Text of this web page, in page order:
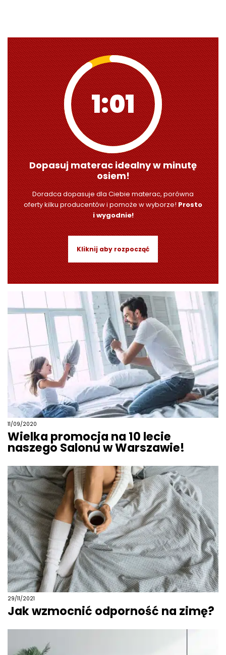
1:00
Dopasuj materac idealny w minutę
osiem!
Doradca dopasuje dla Ciebie materac, porówna
oferty kilku producentów i pomoże w wyborze!Prosto
i wygodnie!
Kliknij aby rozpocząć
11/09/2020
Wielka promocja na 10 lecie
naszego Salonu w Warszawie!
29/11/2021
Jak wzmocnić odporność na zimę?